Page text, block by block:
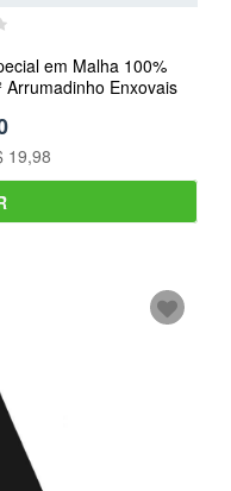
em Malha 100%
Enxovais
19,98